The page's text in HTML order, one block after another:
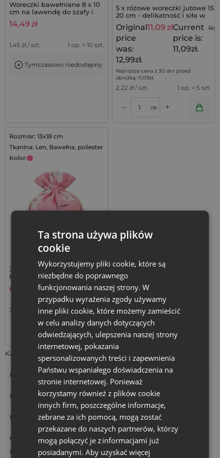
Woreczki bawełniane 8 x 10
cm na lawendę do szafy i
szuflad - 10 szt.
14,49 zł
1,45 zł / szt. 1 op. = 10 szt.
Tymczasowo niedostępny
5 x różowe woreczki jutowe 15 x
20 cm - delikatność i siła w
jednym
Original
price
was:
12,99zł.
11,09 złCurrent
price is:
11,09zł.
Najniższa cena z 30 dni przed
obniżką:11,09zł.
2,22 zł / szt. 1 op. = 5 szt.
– op. +
Rozmiar: 13x18 cm
Tkanina: Len, Bawełna, poliester
Kolor:
3 x Woreczki z nadrukiem
kwiatowym 13 x 18 cm -
elegancka oprawa dla
marek i wyjątkowych
prezentów
6,59
2,20 zł / szt. 1 op. = 3 szt.
+
KATEGORIE
Branże i Opakowania na…
Duże worki
Małe woreczki
Ochrona winogron
Produkty
Ta strona używa plików
cookie
Wykorzystujemy pliki cookie, które są
niezbędne do poprawnego
funkcjonowania naszej strony. W
przypadku wyrażenia zgody używamy
inne pliki cookie, które możemy zamieścić
w celu analizy danych dotyczących
odwiedzających, ulepszenia naszej strony
internetowej, pokazania
spersonalizowanych treści i zapewnienia
Państwu wspaniałego doświadczenia na
stronie internetowej. Ponieważ
korzystamy również z plików cookie
innych firm, poszczególne informacje,
zebrane za ich pomocą, mogą zostać
przekazane do naszych partnerów, którzy
mogą połączyć je z informacjami już
posiadanymi. Aby uzyskać więcej